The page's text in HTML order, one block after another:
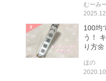
むーみ
100均
う！
り方🌼
ほの